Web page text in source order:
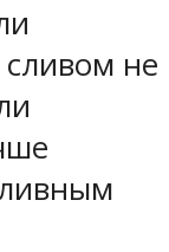
не